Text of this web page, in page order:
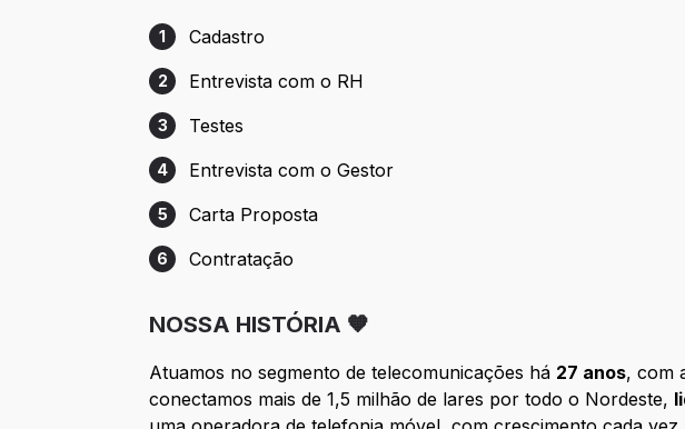
Etapa 1: Cadastro
1 Cadastro
Etapa 2: Entrevista com o RH
2 Entrevista com o RH
Etapa 3: Testes
3 Testes
Etapa 4: Entrevista com o Gestor
4 Entrevista com o Gestor
Etapa 5: Carta Proposta
5 Carta Proposta
Etapa 6: Contratação
6 Contratação
NOSSA HISTÓRIA 🧡
Atuamos no segmento de telecomunicações há 27 anos, com
conectamos mais de 1,5 milhão de lares por todo o Nordeste,